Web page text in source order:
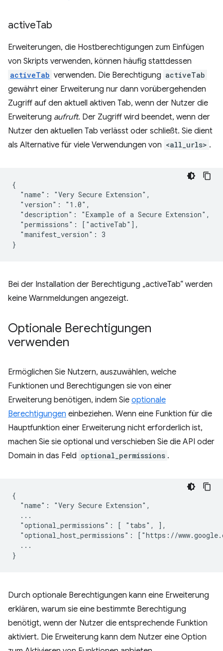
activeTab
Erweiterungen, die Hostberechtigungen zum Einfügen
von Skripts verwenden, können häufig stattdessen
activeTab verwenden. Die Berechtigung activeTab
gewährt einer Erweiterung nur dann vorübergehenden
Zugriff auf den aktuell aktiven Tab, wenn der Nutzer die
Erweiterung aufruft. Der Zugriff wird beendet, wenn der
Nutzer den aktuellen Tab verlässt oder schließt. Sie dient
als Alternative für viele Verwendungen von <all_urls> .
{
  "name": "Very Secure Extension",
  "version": "1.0",
  "description": "Example of a Secure Extension",
  "permissions": ["activeTab"],
  "manifest_version": 3
Bei der Installation der Berechtigung „activeTab“ werden
keine Warnmeldungen angezeigt.
Optionale Berechtigungen
verwenden
Ermöglichen Sie Nutzern, auszuwählen, welche
Funktionen und Berechtigungen sie von einer
Erweiterung benötigen, indem Sie optionale
Berechtigungen einbeziehen. Wenn eine Funktion für die
Hauptfunktion einer Erweiterung nicht erforderlich ist,
machen Sie sie optional und verschieben Sie die API oder
Domain in das Feld optional_permissions .
{
  "name": "Very Secure Extension",
  ...
  "optional_permissions": [ "tabs", ],
"optional_host_permissions": ["https://
  ...
Durch optionale Berechtigungen kann eine Erweiterung
erklären, warum sie eine bestimmte Berechtigung
benötigt, wenn der Nutzer die entsprechende Funktion
aktiviert. Die Erweiterung kann dem Nutzer eine Option